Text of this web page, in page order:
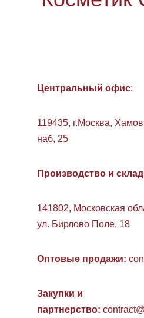
Центральный офис:
119435, г.Москва,
наб, 25
Производство и склад
141802, Московская
ул. Бирлово Поле, 18
Оптовые продажи:
Закупки и
партнерство: